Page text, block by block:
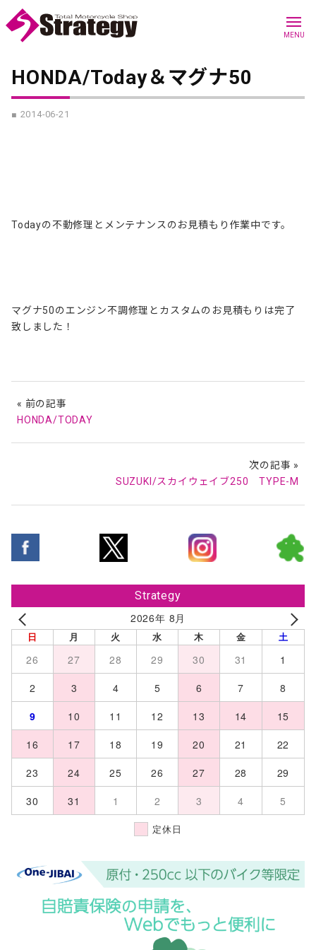
menu
MENU
Strategy
2026年 8月
日 月 火 水 木 金 土
26 27 28 29 30 31
1
2
3 4 5 6 7
8
9
10 11 12 13 14
15
16
17 18 19 20 21
22
23
24 25 26 27 28
29
30
31 1 2 3 4 5
定休日
HONDA/Today＆マグナ50
■ 2014-06-21
Todayの不動修理とメンテナンスのお見積もり作業中です。
マグナ50のエンジン不調修理とカスタムのお見積もりは完了
致しました！
« 前の記事
HONDA/TODAY
次の記事 »
SUZUKI/スカイウェイブ250 TYPE-M